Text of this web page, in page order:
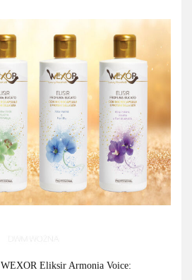
Eliksir Armonia Voice: